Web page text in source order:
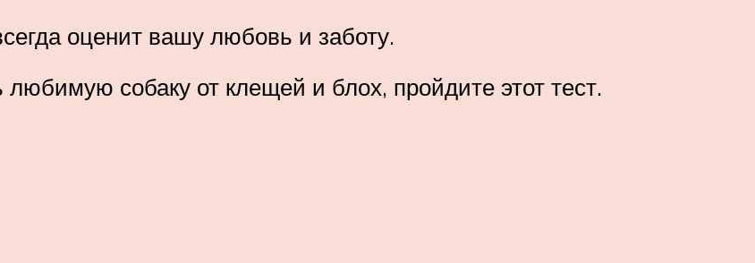
оценит вашу любовь и заботу.
собаку от клещей и блох, пройдите этот тест.